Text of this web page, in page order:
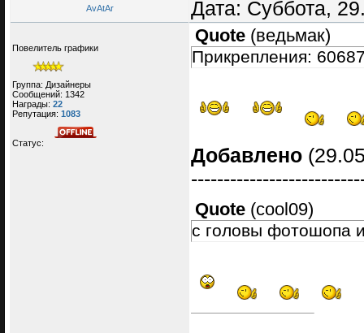
AvAtAr Дата: Суббота,
Повелитель графики
Группа: Дизайнеры
Сообщений: 1342
Награды: 22
Репутация: 1083
Статус:
Quote (ведьмак)
Прикрепления:
Добавлено
Quote (cool09)
с головы фотошопа